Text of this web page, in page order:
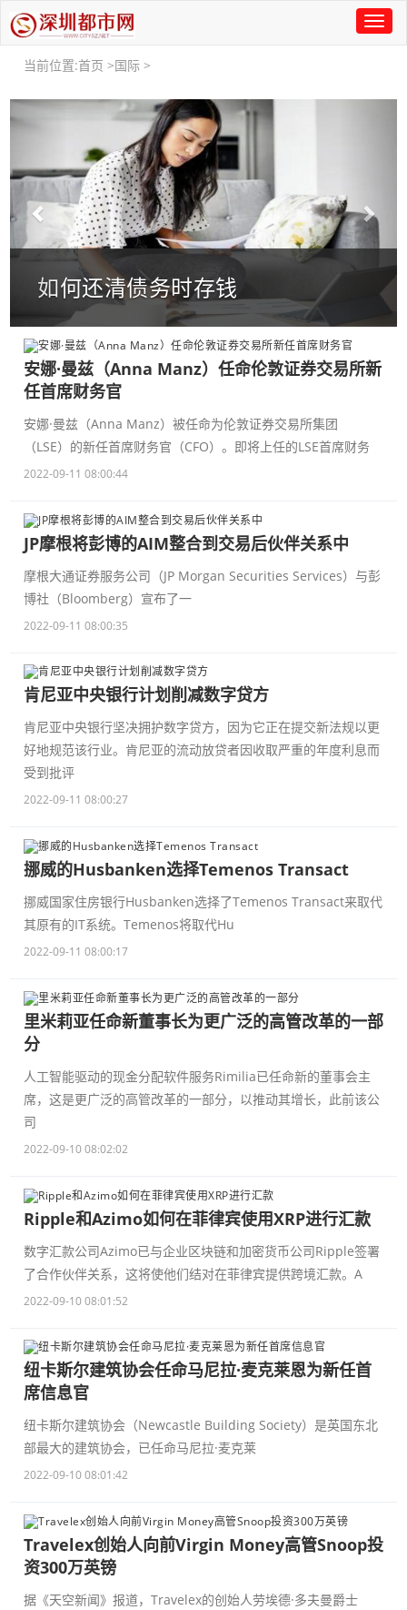
Toggle
当前位置:首页 >国际 >
SpaceX以740亿美元的巨额估值
筹集新资金
Previous
安娜·曼兹（Anna Manz）任命伦敦证券交易所新
任首席财务官
安娜·曼兹（Anna Manz）被任命为伦敦证券交易所集团
（LSE）的新任首席财务官（CFO）。即将上任的LSE首席财务
2022-09-11 08:00:44
JP摩根将彭博的AIM整合到交易后伙伴关系中
摩根大通证券服务公司（JP Morgan Securities Services）与彭
博社（Bloomberg）宣布了一
2022-09-11 08:00:35
肯尼亚中央银行计划削减数字贷方
肯尼亚中央银行坚决拥护数字贷方，因为它正在提交新法规以更
好地规范该行业。肯尼亚的流动放贷者因收取严重的年度利息而
受到批评
2022-09-11 08:00:27
挪威的Husbanken选择Temenos Transact
挪威国家住房银行Husbanken选择了Temenos Transact来取代
其原有的IT系统。Temenos将取代Hu
2022-09-11 08:00:17
里米莉亚任命新董事长为更广泛的高管改革的一部
分
人工智能驱动的现金分配软件服务Rimilia已任命新的董事会主
席，这是更广泛的高管改革的一部分，以推动其增长，此前该公
司
2022-09-10 08:02:02
Ripple和Azimo如何在菲律宾使用XRP进行汇款
数字汇款公司Azimo已与企业区块链和加密货币公司Ripple签署
了合作伙伴关系，这将使他们结对在菲律宾提供跨境汇款。A
2022-09-10 08:01:52
纽卡斯尔建筑协会任命马尼拉·麦克莱恩为新任首
席信息官
纽卡斯尔建筑协会（Newcastle Building Society）是英国东北
部最大的建筑协会，已任命马尼拉·麦克莱
2022-09-10 08:01:42
Travelex创始人向前Virgin Money高管Snoop投
资300万英镑
据《天空新闻》报道，Travelex的创始人劳埃德·多夫曼爵士